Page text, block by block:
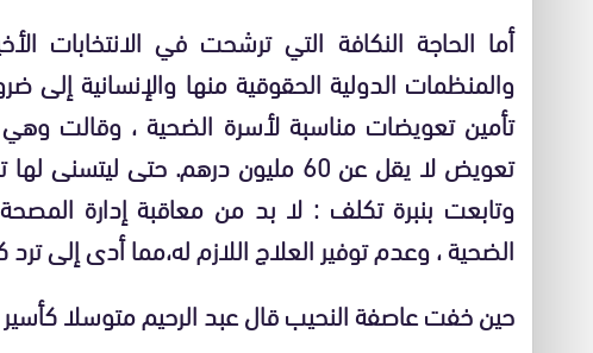
أما الحاجة النكافة التي ترشحت في الانتخابات
والمنظمات الدولية الحقوقية منها والإنسانية
تأمين تعويضات مناسبة لأسرة الضحية ، وقالت وهي
تعويض لا يقل عن 60 مليون درهم. حتى
وتابعت بنبرة تكلف : لا بد من معاقبة إدارة
الضحية ، وعدم توفير العلاج اللازم له،مما أدى إلى
حين خفت عاصفة النحيب قال عبد الرحيم متوسلا